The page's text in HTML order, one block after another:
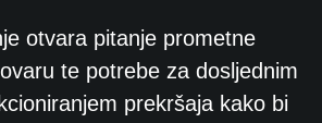
otvara pitanje prometne
te potrebe za dosljednim
prekršaja kako bi